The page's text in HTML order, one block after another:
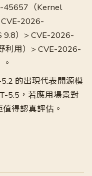
45657（Kernel
2026-
9.8）> CVE-2026-
利用）> CVE-2026-
5.2 的出現代表開源模
5.5，若應用場景對
得認真評估。